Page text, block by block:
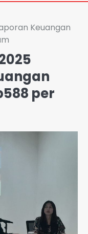
Keuangan
per